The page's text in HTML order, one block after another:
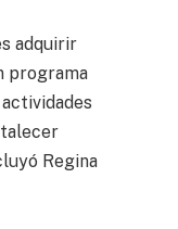
adquirir
programa
Regina